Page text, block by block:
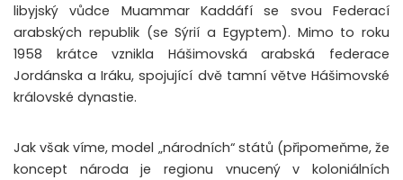
libyjský vůdce Muammar Kaddáfí se svou Federací
arabských republik (se Sýrií a Egyptem). Mimo to roku
1958 krátce vznikla Hášimovská arabská federace
Jordánska a Iráku, spojující dvě tamní větve Hášimovské
královské dynastie.
Jak však víme, model „národních“ států (připomeňme, že
koncept národa je regionu vnucený v koloniálních